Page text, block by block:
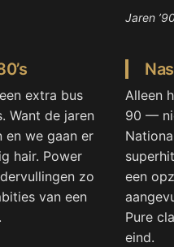
extra bus
Want de jaren
en we gaan er
hair. Power
zo
van een
Jaren
Alleen
90 —
een
Pure
eind.